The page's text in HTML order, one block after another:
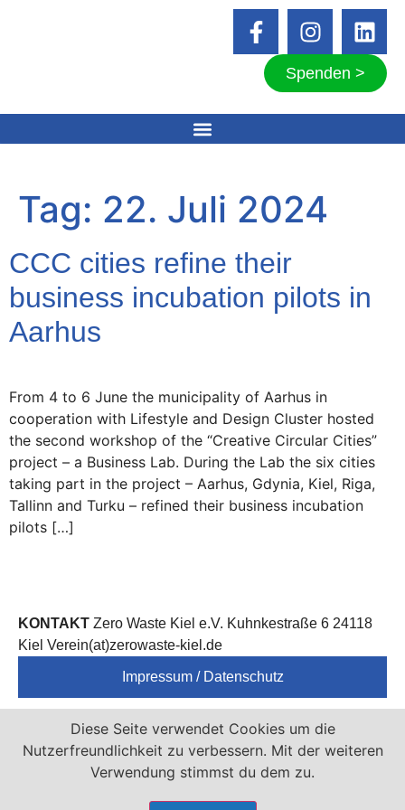
Spenden >
Tag: 22. Juli 2024
CCC cities refine their
business incubation pilots in
Aarhus
From 4 to 6 June the municipality of Aarhus in
cooperation with Lifestyle and Design Cluster hosted
the second workshop of the “Creative Circular Cities”
project – a Business Lab. During the Lab the six cities
taking part in the project – Aarhus, Gdynia, Kiel, Riga,
Tallinn and Turku – refined their business incubation
pilots […]
KONTAKT Zero Waste Kiel e.V. Kuhnkestraße 6 24118
Kiel Verein(at)zerowaste-kiel.de
Impressum / Datenschutz
Zero Waste Kiel e.V. ist Mitglied von
Diese Seite verwendet Cookies um die
Nutzerfreundlichkeit zu verbessern. Mit der weiteren
Verwendung stimmst du dem zu.